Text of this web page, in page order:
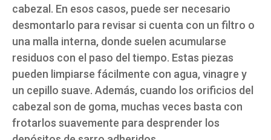
cabezal. En esos casos, puede ser necesario
desmontarlo para revisar si cuenta con un filtro o
una malla interna, donde suelen acumularse
residuos con el paso del tiempo. Estas piezas
pueden limpiarse fácilmente con agua, vinagre y
un cepillo suave. Además, cuando los orificios del
cabezal son de goma, muchas veces basta con
frotarlos suavemente para desprender los